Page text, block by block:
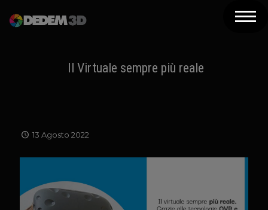
Prodotti
Servizi
Contatti
Il Virtuale sempre più reale
13 Agosto 2022